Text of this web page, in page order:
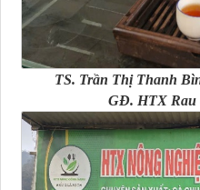
TS. Trần Thị Thanh
GĐ. HTX Rau